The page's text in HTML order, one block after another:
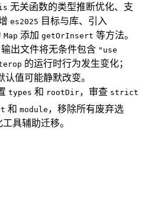
无关函数的类型推断优化、支
es2025 目标与库、引入
Map 添加 getOrInsert 等方法。
输出文件将无条件包含 "use
的运行时行为发生变化；
认值可能静默改变。
types 和 rootDir，审查 strict
和 module ，移除所有废弃选
具辅助迁移。